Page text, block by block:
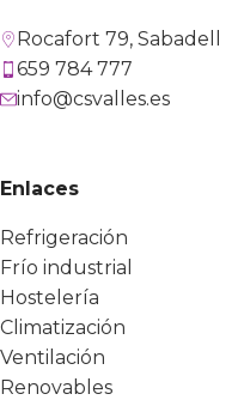
Rocafort 79, Sabadell
659 784 777
info@csvalles.es
Enlaces
Refrigeración
Frío industrial
Hostelería
Climatización
Ventilación
Renovables